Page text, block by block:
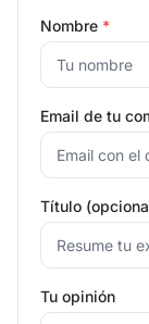
Nombre *
Email de tu
Título
Tu opinión